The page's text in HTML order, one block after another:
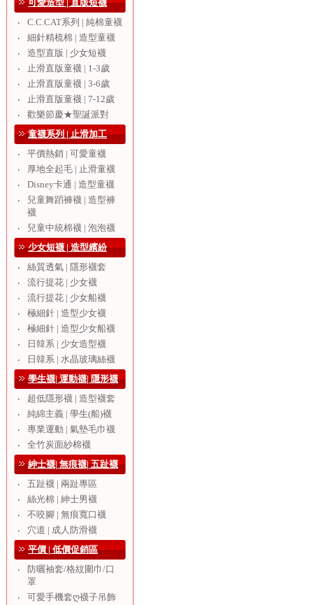
可愛造型 | 直版短襪
‧
C.C.CAT系列 | 純棉童襪
‧
細針精梳棉 | 造型童襪
‧
造型直版 | 少女短襪
‧
止滑直版童襪 | 1-3歲
‧
止滑直版童襪 | 3-6歲
‧
止滑直版童襪 | 7-12歲
‧
歡樂節慶★聖誕派對
童襪系列 | 止滑加工
‧
平價熱銷 | 可愛童襪
‧
厚地全起毛 | 止滑童襪
‧
Disney卡通 | 造型童襪
‧
兒童舞蹈褲襪 | 造型褲
襪
‧
兒童中統棉襪 | 泡泡襪
少女短襪 | 造型繽紛
‧
絲質透氣 | 隱形襪套
‧
流行提花 | 少女襪
‧
流行提花 | 少女船襪
‧
極細針 | 造型少女襪
‧
極細針 | 造型少女船襪
‧
日韓系 | 少女造型襪
‧
日韓系 | 水晶玻璃絲襪
學生襪| 運動襪| 隱形襪
‧
超低隱形襪 | 造型襪套
‧
純綿主義 | 學生(船)襪
‧
專業運動 | 氣墊毛巾襪
‧
全竹炭面紗棉襪
紳士襪| 無痕襪| 五趾襪
‧
五趾襪 | 兩趾專區
‧
絲光棉 | 紳士男襪
‧
不咬腳 | 無痕寬口襪
‧
穴道 | 成人防滑襪
平價 | 低價促銷區
‧
防曬袖套/格紋圍巾/口
罩
‧
可愛手機套ღ襪子吊飾